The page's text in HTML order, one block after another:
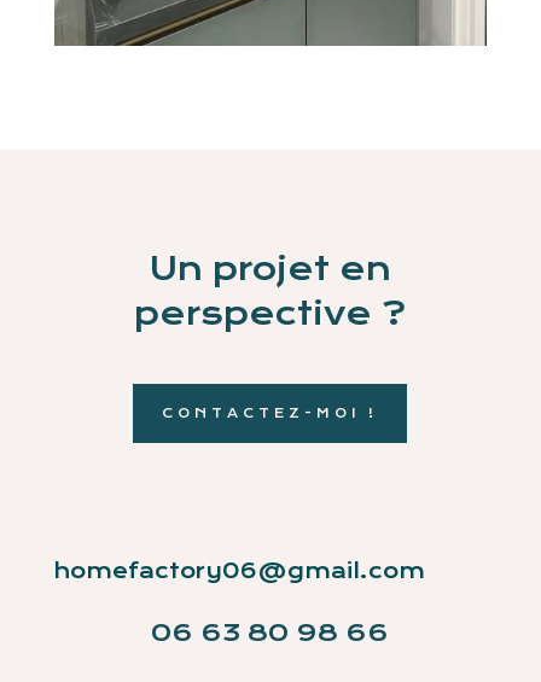
Un projet en
perspective ?
CONTACTEZ-MOI !
homefactory06@gmail.com
06 63 80 98 66